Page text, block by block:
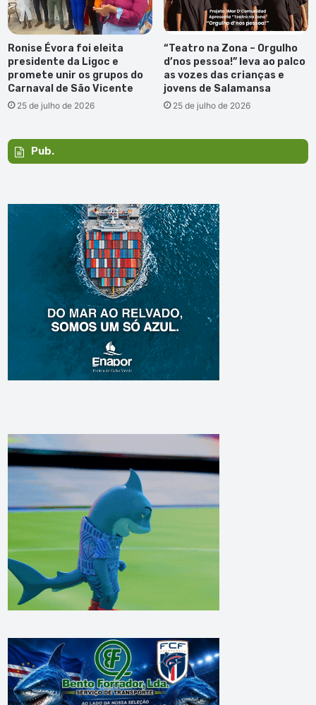
Ronise Évora foi eleita
presidente da Ligoc e
promete unir os grupos do
Carnaval de São Vicente
25 de julho de 2026
“Teatro na Zona – Orgulho
d’nos pessoa!” leva ao palco
as vozes das crianças e
jovens de Salamansa
25 de julho de 2026
Pub.